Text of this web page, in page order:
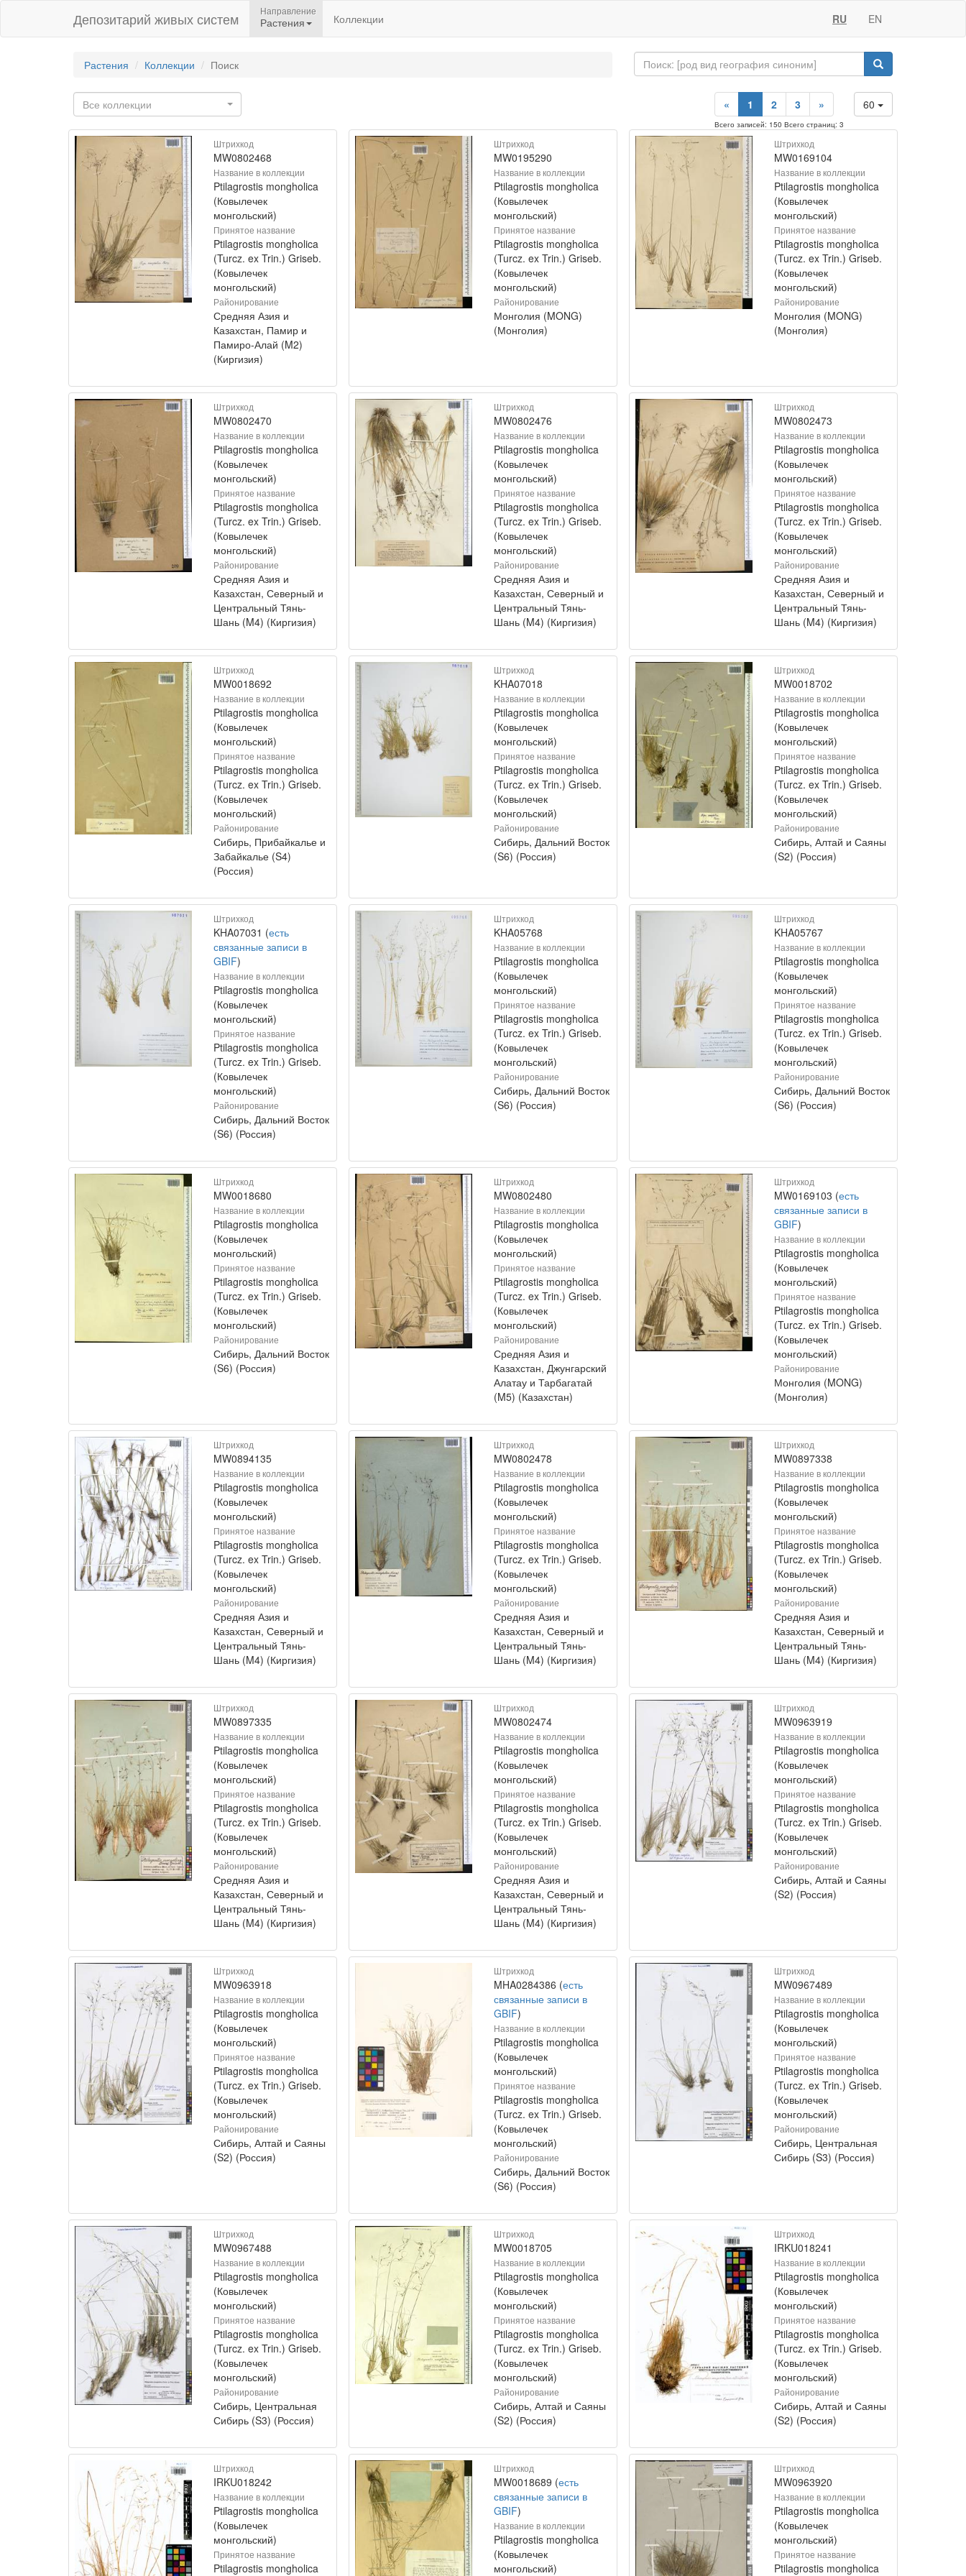
Депозитарий живых систем Направление
Растения Коллекции RU EN
Растения Коллекции Поиск
Все коллекции 60
« 1 2 3 »
Всего записей: 150 Всего страниц: 3
Штрихкод
MW0802468
Название в коллекции
Ptilagrostis mongholica
(Ковылечек
монгольский)
Принятое название
Ptilagrostis mongholica
(Turcz. ex Trin.) Griseb.
(Ковылечек
монгольский)
Районирование
Средняя Азия и
Казахстан, Памир и
Памиро-Алай (M2)
(Киргизия)
Штрихкод
MW0195290
Название в коллекции
Ptilagrostis mongholica
(Ковылечек
монгольский)
Принятое название
Ptilagrostis mongholica
(Turcz. ex Trin.) Griseb.
(Ковылечек
монгольский)
Районирование
Монголия (MONG)
(Монголия)
Штрихкод
MW0169104
Название в коллекции
Ptilagrostis mongholica
(Ковылечек
монгольский)
Принятое название
Ptilagrostis mongholica
(Turcz. ex Trin.) Griseb.
(Ковылечек
монгольский)
Районирование
Монголия (MONG)
(Монголия)
Штрихкод
MW0802470
Название в коллекции
Ptilagrostis mongholica
(Ковылечек
монгольский)
Принятое название
Ptilagrostis mongholica
(Turcz. ex Trin.) Griseb.
(Ковылечек
монгольский)
Районирование
Средняя Азия и
Казахстан, Северный и
Центральный Тянь-
Шань (M4) (Киргизия)
Штрихкод
MW0802476
Название в коллекции
Ptilagrostis mongholica
(Ковылечек
монгольский)
Принятое название
Ptilagrostis mongholica
(Turcz. ex Trin.) Griseb.
(Ковылечек
монгольский)
Районирование
Средняя Азия и
Казахстан, Северный и
Центральный Тянь-
Шань (M4) (Киргизия)
Штрихкод
MW0802473
Название в коллекции
Ptilagrostis mongholica
(Ковылечек
монгольский)
Принятое название
Ptilagrostis mongholica
(Turcz. ex Trin.) Griseb.
(Ковылечек
монгольский)
Районирование
Средняя Азия и
Казахстан, Северный и
Центральный Тянь-
Шань (M4) (Киргизия)
Штрихкод
MW0018692
Название в коллекции
Ptilagrostis mongholica
(Ковылечек
монгольский)
Принятое название
Ptilagrostis mongholica
(Turcz. ex Trin.) Griseb.
(Ковылечек
монгольский)
Районирование
Сибирь, Прибайкалье и
Забайкалье (S4)
(Россия)
Штрихкод
KHA07018
Название в коллекции
Ptilagrostis mongholica
(Ковылечек
монгольский)
Принятое название
Ptilagrostis mongholica
(Turcz. ex Trin.) Griseb.
(Ковылечек
монгольский)
Районирование
Сибирь, Дальний Восток
(S6) (Россия)
Штрихкод
MW0018702
Название в коллекции
Ptilagrostis mongholica
(Ковылечек
монгольский)
Принятое название
Ptilagrostis mongholica
(Turcz. ex Trin.) Griseb.
(Ковылечек
монгольский)
Районирование
Сибирь, Алтай и Саяны
(S2) (Россия)
Штрихкод
KHA07031 (есть
связанные записи в
GBIF)
Название в коллекции
Ptilagrostis mongholica
(Ковылечек
монгольский)
Принятое название
Ptilagrostis mongholica
(Turcz. ex Trin.) Griseb.
(Ковылечек
монгольский)
Районирование
Сибирь, Дальний Восток
(S6) (Россия)
Штрихкод
KHA05768
Название в коллекции
Ptilagrostis mongholica
(Ковылечек
монгольский)
Принятое название
Ptilagrostis mongholica
(Turcz. ex Trin.) Griseb.
(Ковылечек
монгольский)
Районирование
Сибирь, Дальний Восток
(S6) (Россия)
Штрихкод
KHA05767
Название в коллекции
Ptilagrostis mongholica
(Ковылечек
монгольский)
Принятое название
Ptilagrostis mongholica
(Turcz. ex Trin.) Griseb.
(Ковылечек
монгольский)
Районирование
Сибирь, Дальний Восток
(S6) (Россия)
Штрихкод
MW0018680
Название в коллекции
Ptilagrostis mongholica
(Ковылечек
монгольский)
Принятое название
Ptilagrostis mongholica
(Turcz. ex Trin.) Griseb.
(Ковылечек
монгольский)
Районирование
Сибирь, Дальний Восток
(S6) (Россия)
Штрихкод
MW0802480
Название в коллекции
Ptilagrostis mongholica
(Ковылечек
монгольский)
Принятое название
Ptilagrostis mongholica
(Turcz. ex Trin.) Griseb.
(Ковылечек
монгольский)
Районирование
Средняя Азия и
Казахстан, Джунгарский
Алатау и Тарбагатай
(M5) (Казахстан)
Штрихкод
MW0169103 (есть
связанные записи в
GBIF)
Название в коллекции
Ptilagrostis mongholica
(Ковылечек
монгольский)
Принятое название
Ptilagrostis mongholica
(Turcz. ex Trin.) Griseb.
(Ковылечек
монгольский)
Районирование
Монголия (MONG)
(Монголия)
Штрихкод
MW0894135
Название в коллекции
Ptilagrostis mongholica
(Ковылечек
монгольский)
Принятое название
Ptilagrostis mongholica
(Turcz. ex Trin.) Griseb.
(Ковылечек
монгольский)
Районирование
Средняя Азия и
Казахстан, Северный и
Центральный Тянь-
Шань (M4) (Киргизия)
Штрихкод
MW0802478
Название в коллекции
Ptilagrostis mongholica
(Ковылечек
монгольский)
Принятое название
Ptilagrostis mongholica
(Turcz. ex Trin.) Griseb.
(Ковылечек
монгольский)
Районирование
Средняя Азия и
Казахстан, Северный и
Центральный Тянь-
Шань (M4) (Киргизия)
Штрихкод
MW0897338
Название в коллекции
Ptilagrostis mongholica
(Ковылечек
монгольский)
Принятое название
Ptilagrostis mongholica
(Turcz. ex Trin.) Griseb.
(Ковылечек
монгольский)
Районирование
Средняя Азия и
Казахстан, Северный и
Центральный Тянь-
Шань (M4) (Киргизия)
Штрихкод
MW0897335
Название в коллекции
Ptilagrostis mongholica
(Ковылечек
монгольский)
Принятое название
Ptilagrostis mongholica
(Turcz. ex Trin.) Griseb.
(Ковылечек
монгольский)
Районирование
Средняя Азия и
Казахстан, Северный и
Центральный Тянь-
Шань (M4) (Киргизия)
Штрихкод
MW0802474
Название в коллекции
Ptilagrostis mongholica
(Ковылечек
монгольский)
Принятое название
Ptilagrostis mongholica
(Turcz. ex Trin.) Griseb.
(Ковылечек
монгольский)
Районирование
Средняя Азия и
Казахстан, Северный и
Центральный Тянь-
Шань (M4) (Киргизия)
Штрихкод
MW0963919
Название в коллекции
Ptilagrostis mongholica
(Ковылечек
монгольский)
Принятое название
Ptilagrostis mongholica
(Turcz. ex Trin.) Griseb.
(Ковылечек
монгольский)
Районирование
Сибирь, Алтай и Саяны
(S2) (Россия)
Штрихкод
MW0963918
Название в коллекции
Ptilagrostis mongholica
(Ковылечек
монгольский)
Принятое название
Ptilagrostis mongholica
(Turcz. ex Trin.) Griseb.
(Ковылечек
монгольский)
Районирование
Сибирь, Алтай и Саяны
(S2) (Россия)
Штрихкод
MHA0284386 (есть
связанные записи в
GBIF)
Название в коллекции
Ptilagrostis mongholica
(Ковылечек
монгольский)
Принятое название
Ptilagrostis mongholica
(Turcz. ex Trin.) Griseb.
(Ковылечек
монгольский)
Районирование
Сибирь, Дальний Восток
(S6) (Россия)
Штрихкод
MW0967489
Название в коллекции
Ptilagrostis mongholica
(Ковылечек
монгольский)
Принятое название
Ptilagrostis mongholica
(Turcz. ex Trin.) Griseb.
(Ковылечек
монгольский)
Районирование
Сибирь, Центральная
Сибирь (S3) (Россия)
Штрихкод
MW0967488
Название в коллекции
Ptilagrostis mongholica
(Ковылечек
монгольский)
Принятое название
Ptilagrostis mongholica
(Turcz. ex Trin.) Griseb.
(Ковылечек
монгольский)
Районирование
Сибирь, Центральная
Сибирь (S3) (Россия)
Штрихкод
MW0018705
Название в коллекции
Ptilagrostis mongholica
(Ковылечек
монгольский)
Принятое название
Ptilagrostis mongholica
(Turcz. ex Trin.) Griseb.
(Ковылечек
монгольский)
Районирование
Сибирь, Алтай и Саяны
(S2) (Россия)
Штрихкод
IRKU018241
Название в коллекции
Ptilagrostis mongholica
(Ковылечек
монгольский)
Принятое название
Ptilagrostis mongholica
(Turcz. ex Trin.) Griseb.
(Ковылечек
монгольский)
Районирование
Сибирь, Алтай и Саяны
(S2) (Россия)
Штрихкод
IRKU018242
Название в коллекции
Ptilagrostis mongholica
(Ковылечек
монгольский)
Принятое название
Ptilagrostis mongholica
Штрихкод
MW0018689 (есть
связанные записи в
GBIF)
Название в коллекции
Ptilagrostis mongholica
(Ковылечек
монгольский)
Штрихкод
MW0963920
Название в коллекции
Ptilagrostis mongholica
(Ковылечек
монгольский)
Принятое название
Ptilagrostis mongholica